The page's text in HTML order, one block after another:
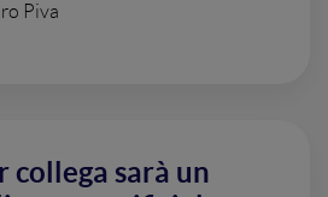
Piva
collega sarà un